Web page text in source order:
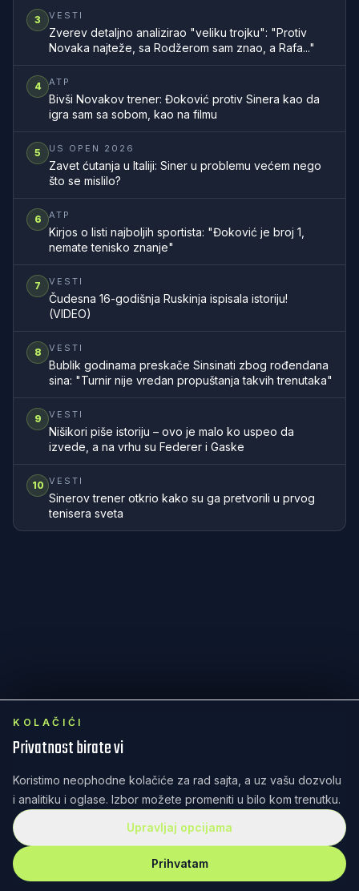
3 VESTI
Zverev detaljno analizirao "veliku trojku": "Protiv
Novaka najteže, sa Rodžerom sam znao, a Rafa..."
4 ATP
Bivši Novakov trener: Đoković protiv Sinera kao da
igra sam sa sobom, kao na filmu
5 US OPEN 2026
Zavet ćutanja u Italiji: Siner u problemu većem nego
što se mislilo?
6 ATP
Kirjos o listi najboljih sportista: "Đoković je broj 1,
nemate tenisko znanje"
7 VESTI
Čudesna 16-godišnja Ruskinja ispisala istoriju!
(VIDEO)
8 VESTI
Bublik godinama preskače Sinsinati zbog rođendana
sina: "Turnir nije vredan propuštanja takvih trenutaka"
9 VESTI
Nišikori piše istoriju – ovo je malo ko uspeo da
izvede, a na vrhu su Federer i Gaske
10 VESTI
Sinerov trener otkrio kako su ga pretvorili u prvog
tenisera sveta
KOLAČIĆI
Privatnost birate vi
Koristimo neophodne kolačiće za rad sajta, a uz vašu dozvolu
i analitiku i oglase. Izbor možete promeniti u bilo kom trenutku.
Upravljaj opcijama
Prihvatam